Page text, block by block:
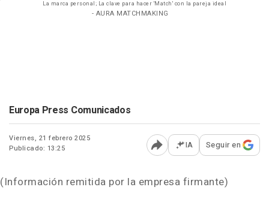
La marca personal; La clave para hacer 'Match' con la pareja ideal
- AURA MATCHMAKING
Europa Press Comunicados
Viernes, 21 febrero 2025
Publicado: 13:25
Abrir opciones para
IA Seguir en
(Información remitida por la empresa firmante)